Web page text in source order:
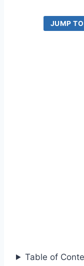
JUMP TO
Table of